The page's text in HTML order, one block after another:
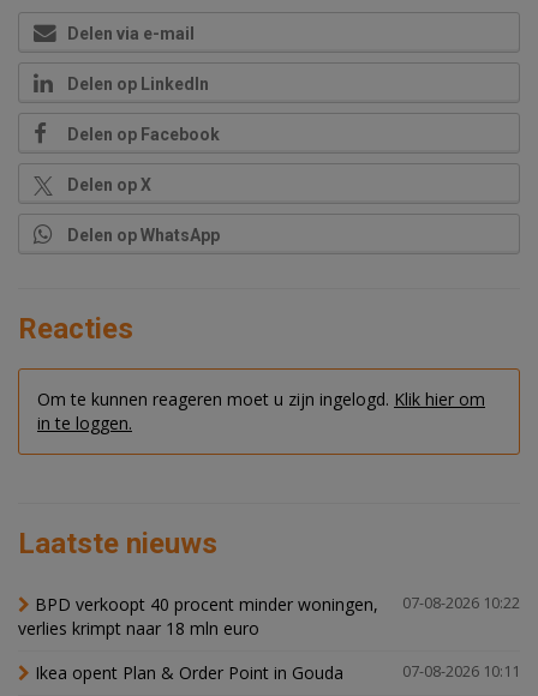
Delen via e-mail
Delen op LinkedIn
Delen op Facebook
Delen op X
Delen op WhatsApp
Reacties
Om te kunnen reageren moet u zijn ingelogd. Klik hier om
in te loggen.
Laatste nieuws
07-08-2026 10:22
BPD verkoopt 40 procent minder woningen,
verlies krimpt naar 18 mln euro
07-08-2026 10:11
Ikea opent Plan & Order Point in Gouda